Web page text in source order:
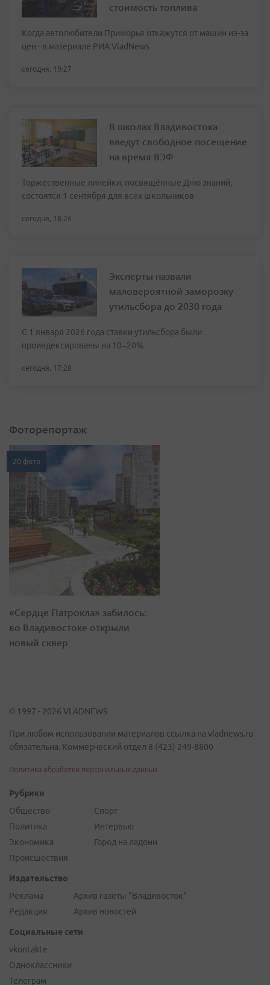
стоимость топлива
Когда автолюбители Приморья откажутся от машин из-за
цен - в материале РИА VladNews
сегодня, 19:27
В школах Владивостока
введут свободное посещение
на время ВЭФ
Торжественные линейки, посвящённые Дню знаний,
состоятся 1 сентября для всех школьников
сегодня, 18:26
Эксперты назвали
маловероятной заморозку
утильсбора до 2030 года
С 1 января 2026 года ставки утильсбора были
проиндексированы на 10–20%
сегодня, 17:28
Фоторепортаж
20 фото
«Сердце Патрокла» забилось:
во Владивостоке открыли
новый сквер
© 1997 - 2026 VLADNEWS
При любом использовании материалов ссылка на vladnews.ru
обязательна. Коммерческий отдел 8 (423) 249-8800
Политика обработки персональных данных
Рубрики
Общество
Политика
Экономика
Происшествия
Спорт
Интервью
Город на ладони
Издательство
Реклама
Редакция
Архив газеты "Владивосток"
Архив новостей
Социальные сети
vkontakte
Одноклассники
Телеграм